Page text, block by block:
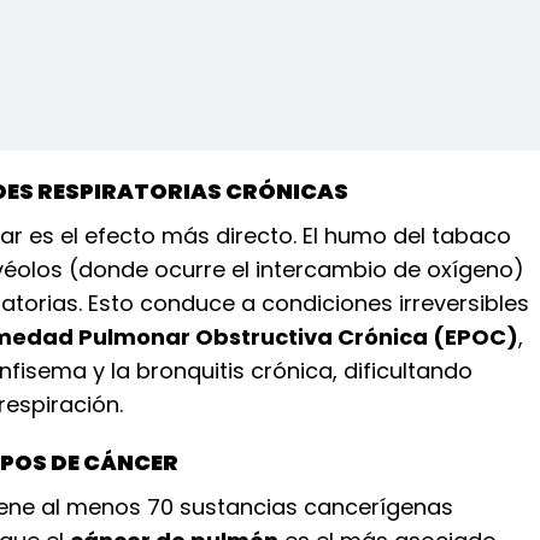
RESPIRATORIAS CRÓNICAS
es el efecto más directo. El humo del tabaco
(donde ocurre el intercambio de oxígeno)
Esto conduce a condiciones irreversibles
Pulmonar Obstructiva Crónica (EPOC),
y la bronquitis crónica, dificultando
DE CÁNCER
al menos 70 sustancias cancerígenas